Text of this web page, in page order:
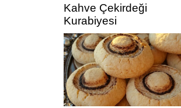
Kahve Çekirdeği
Kurabiyesi